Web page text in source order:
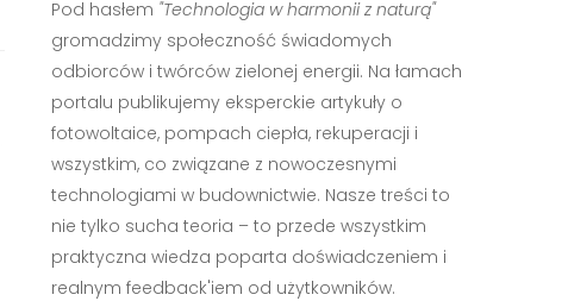
Pod hasłem "Technologia w harmonii z naturą"
gromadzimy społeczność świadomych
odbiorców i twórców zielonej energii. Na łamach
portalu publikujemy eksperckie artykuły o
fotowoltaice, pompach ciepła, rekuperacji i
wszystkim, co związane z nowoczesnymi
technologiami w budownictwie. Nasze treści to
nie tylko sucha teoria – to przede wszystkim
praktyczna wiedza poparta doświadczeniem i
realnym feedback'iem od użytkowników.